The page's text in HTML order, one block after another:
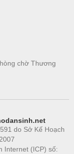
chờ Thương
do Sở Kế Hoạch
Internet (ICP) số: